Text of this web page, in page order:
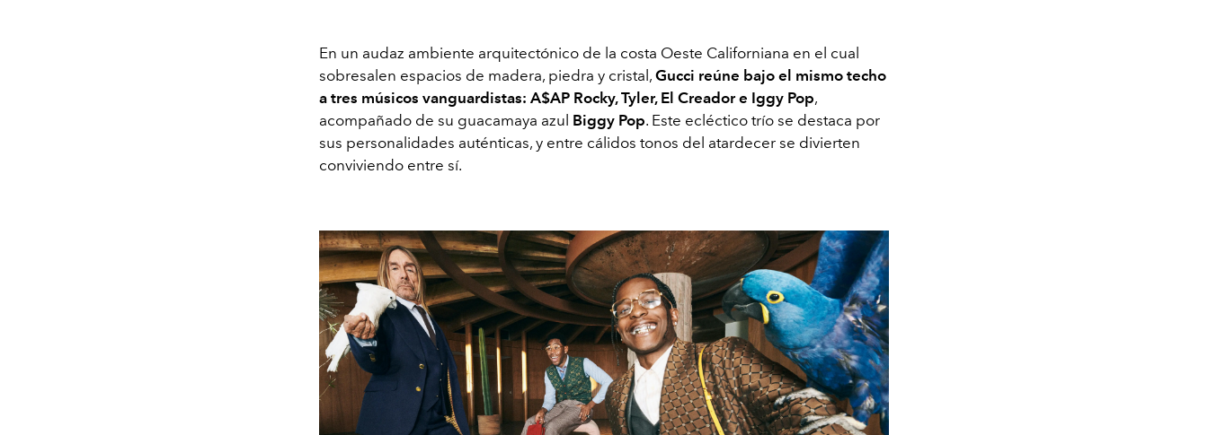
En un audaz ambiente arquitectónico de la costa Oeste Californiana en el cual
sobresalen espacios de madera, piedra y cristal, Gucci reúne bajo el mismo techo
a tres músicos vanguardistas: A$AP Rocky, Tyler, El Creador e Iggy Pop,
acompañado de su guacamaya azul Biggy Pop. Este ecléctico trío se destaca por
sus personalidades auténticas, y entre cálidos tonos del atardecer se divierten
conviviendo entre sí.